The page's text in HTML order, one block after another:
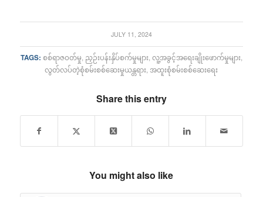
JULY 11, 2024
TAGS: စစ်ရာဇဝတ်မှု, ညှဉ်းပန်းနှိပ်စက်မှုများ, လူ့အခွင့်အရေးချိုးဖောက်မှုများ,
လွတ်လပ်တဲ့စုံစမ်းစစ်ဆေးမှုယန္တရား အထူးစုံစမ်းစစ်ဆေးရေး
Share this entry
You might also like